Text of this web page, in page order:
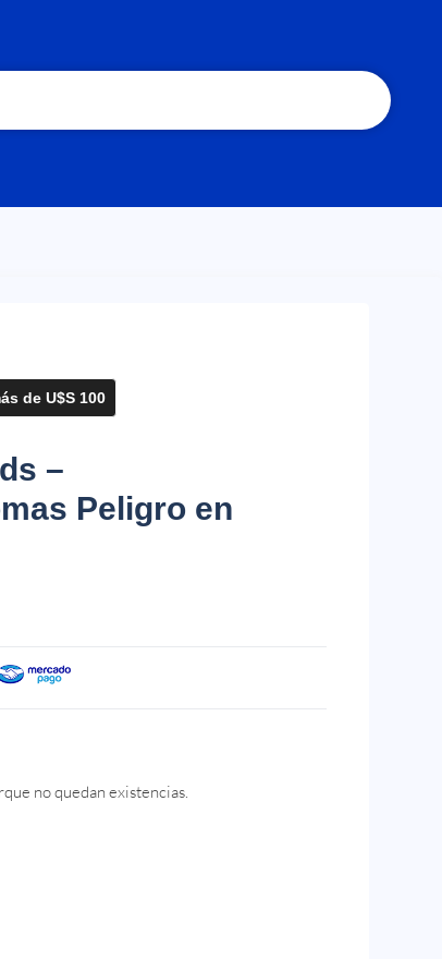
de U$S 100
–
Peligro en
no quedan existencias.